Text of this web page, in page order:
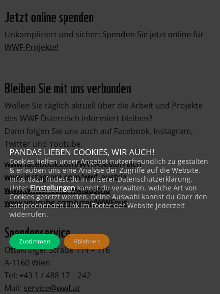
Jetzt online spenden
Unkompliziert und sicher: Spenden Sie jetzt online für
WWF-Projekte!
Bleiben Sie mit uns verbunden
Wollen Sie täglich aktuell über die Arbeit und Projekte
des WWF Österreich informiert bleiben?
Dann folgen Sie uns auch auf Facebook, Instagram,
Twitter und Youtube:
www.facebook.com/WWFOesterreich
www.instagram.com/wwf_austria
www.twitter.com/wwfaustria
www.youtube.com/user/WWFaut
Spendenservice
Ottakringer Straße 114 – 116
A-1160 Wien
Tel: +43 1 / 488 17 – 242
Mail: service@wwf.at
PANDAS LIEBEN COOKIES, WIR AUCH!
Cookies helfen unser Angebot nutzerfreundlich zu gestalten
& erlauben uns eine Analyse der Zugriffe auf die Website.
Infos dazu findest du in unserer Datenschutzerklärung.
UnterEinstellungen kannst du verwalten, welche Art von
Cookies gesetzt werden. Deine Auswahl kannst du über den
entsprechenden Link im Footer der Website jederzeit
widerrufen.
Zustimmen Ablehnen